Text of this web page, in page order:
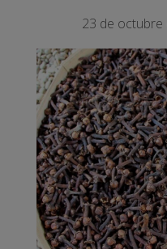
23 de octubre